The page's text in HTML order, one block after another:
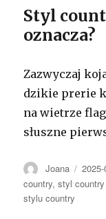
Styl
oznacza?
Zazwyczaj
dzikie prerie
na wietrze
słuszne
Autor
Joana 2025-
country,styl
stylu country